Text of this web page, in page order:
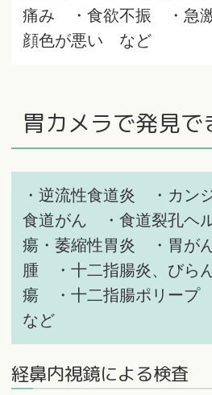
痛み ・食欲不振 ・急
顔色が悪い など
胃カメラで発見
・逆流性食道炎 ・カン
食道がん ・食道裂孔ヘ
瘍・萎縮性胃炎 ・胃が
腫 ・十二指腸炎、びら
瘍 ・十二指腸ポリー
など
経鼻内視鏡による検査